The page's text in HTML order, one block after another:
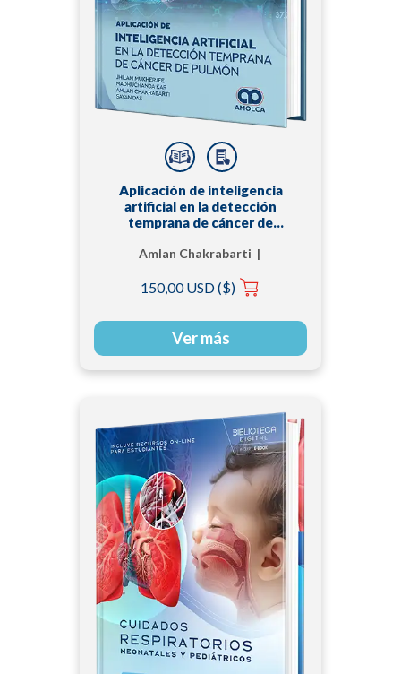
Aplicación de inteligencia
artificial en la detección
temprana de cáncer de
Amlan Chakrabarti |
Madhuchanda Kar |
150,00 USD ($)
Ver más